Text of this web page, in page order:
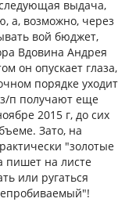
выдача,
а, возможно, через
вой бюджет,
Вдовина Андрея
он опускает глаза,
порядке уходит
п получают еще
2015 г, до сих
Зато, на
"золотые
пишет на листе
или ругаться